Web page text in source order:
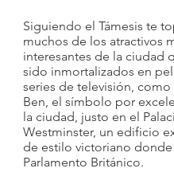
Siguiendo el Támesis te
muchos de los atractivos
interesantes de la ciudad
sido inmortalizados en
series de televisión, como
Ben, el símbolo por
la ciudad, justo en el
Westminster, un edificio
de estilo victoriano donde
Parlamento Británico.